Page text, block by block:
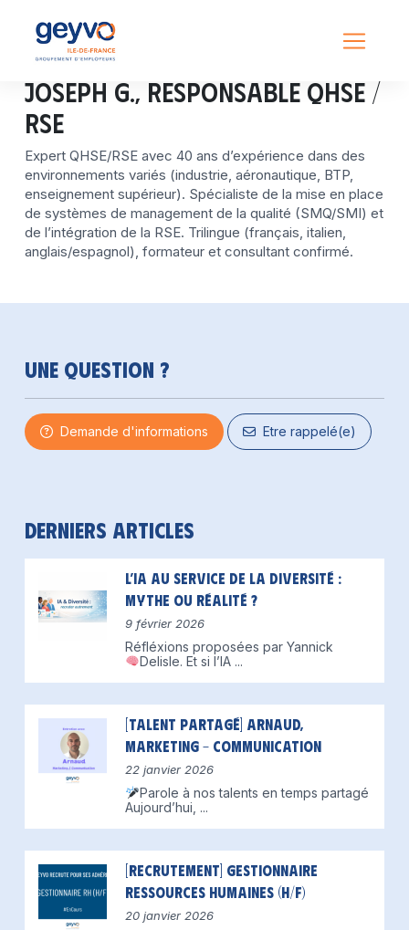
Joseph G., Responsable QHSE /
RSE
Expert QHSE/RSE avec 40 ans d’expérience dans des
environnements variés (industrie, aéronautique, BTP,
enseignement supérieur). Spécialiste de la mise en place
de systèmes de management de la qualité (SMQ/SMI) et
de l’intégration de la RSE. Trilingue (français, italien,
anglais/espagnol), formateur et consultant confirmé.
Une question ?
Demande d'informations Etre rappelé(e)
Derniers articles
L’IA au service de la diversité :
mythe ou réalité ?
9 février 2026
Réfléxions proposées par Yannick
Delisle. Et si l’IA ...
[Talent partagé] Arnaud,
Marketing – Communication
22 janvier 2026
Parole à nos talents en temps partagé
Aujourd’hui, ...
[Recrutement] Gestionnaire
Ressources Humaines (H/F)
20 janvier 2026